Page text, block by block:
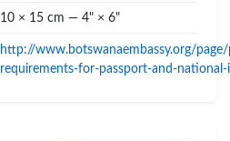
10 × 15 cm — 4" × 6"
http://www.botswanaembassy.org/
requirements-for-passport-and-national-